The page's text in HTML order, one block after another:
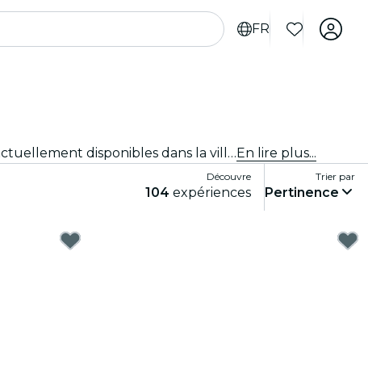
FR
Tu ne sais pas quoi faire à Dallas ? Consulte notre sélection et découvre les meilleures expériences et activités actuellement disponibles dans la ville.En lire plus...
Découvre
104 expériences
Trier par
Pertinence